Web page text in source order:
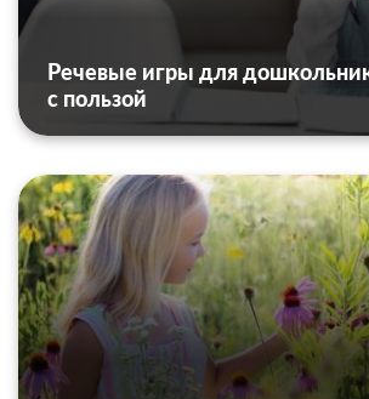
Речевые игры для
с пользой